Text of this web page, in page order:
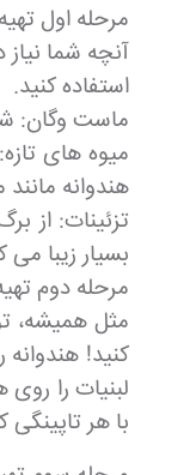
مرحله اول
آنچه شما
استفاده کنید.
ماست وگان:
میوه های
هندوانه
تزئینات: از
بسیار زیبا می
مرحله دوم
مثل همیشه،
لبنیات را
با هر